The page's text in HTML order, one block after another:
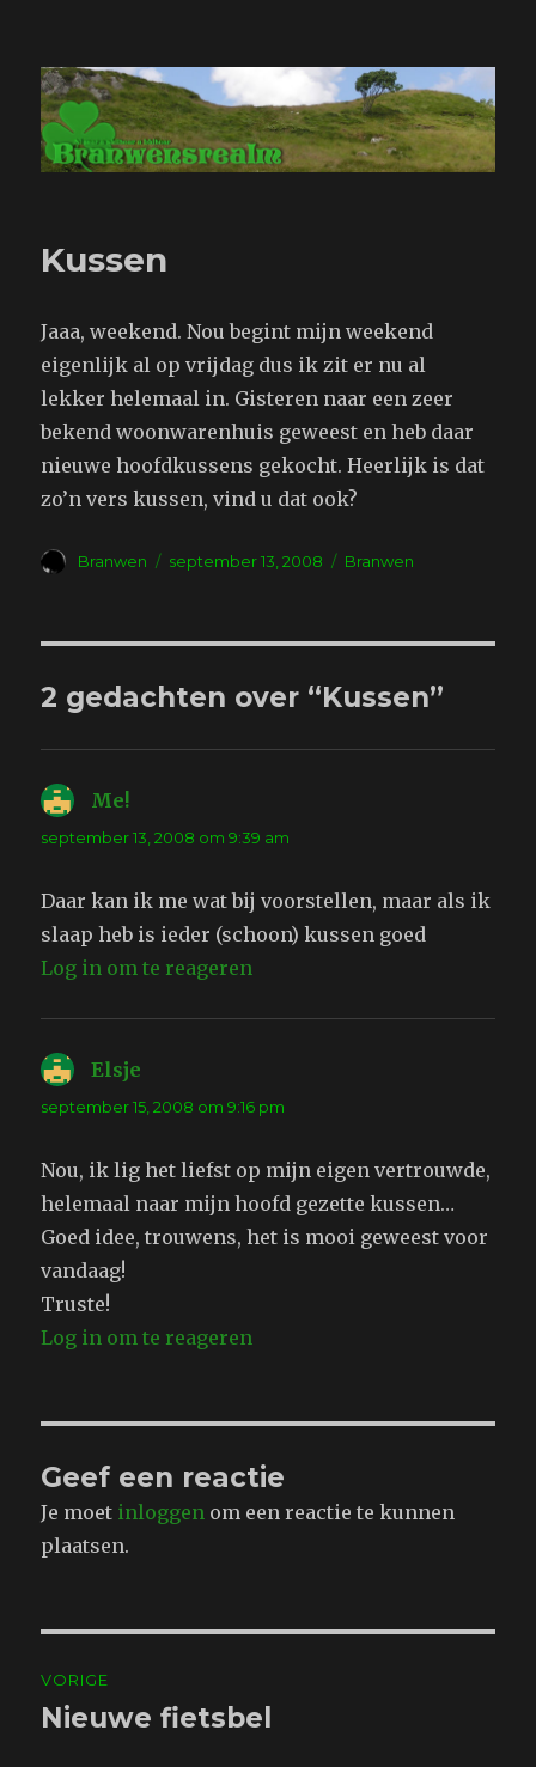
Branwensrealm.com
Kussen
Jaaa, weekend. Nou begint mijn weekend
eigenlijk al op vrijdag dus ik zit er nu al
lekker helemaal in. Gisteren naar een zeer
bekend woonwarenhuis geweest en heb daar
nieuwe hoofdkussens gekocht. Heerlijk is dat
zo’n vers kussen, vind u dat ook?
Auteur
Branwen
Geplaatst
september 13, 2008 Tags
Branwen
2 gedachten over “Kussen”
Me!
september 13, 2008 om 9:39 am
Daar kan ik me wat bij voorstellen, maar als ik
slaap heb is ieder (schoon) kussen goed
Log in om te reageren
Elsje
september 15, 2008 om 9:16 pm
Nou, ik lig het liefst op mijn eigen vertrouwde,
helemaal naar mijn hoofd gezette kussen…
Goed idee, trouwens, het is mooi geweest voor
vandaag!
Truste!
Log in om te reageren
Geef een reactie
Je moet inloggen om een reactie te kunnen
plaatsen.
navigatie
VORIGE
Vorig
Nieuwe fietsbel